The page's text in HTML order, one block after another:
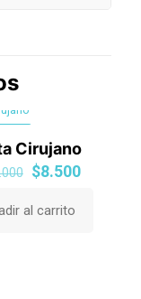
Cirujano
El
original
$8.500El
al carrito